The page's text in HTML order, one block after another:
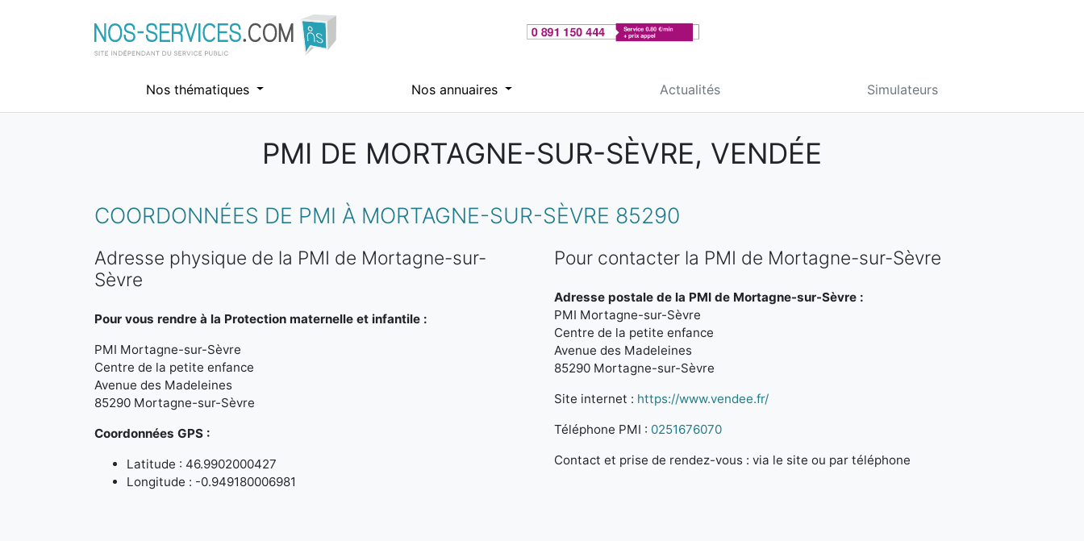
Nos thématiques Nos annuaires Actualités Simulateurs
PMI DE MORTAGNE-SUR-SÈVRE, VENDÉE
COORDONNÉES DE PMI À MORTAGNE-SUR-SÈVRE 85290
Adresse physique de la PMI de Mortagne-sur-
Sèvre
Pour vous rendre à la Protection maternelle et infantile :
PMI Mortagne-sur-Sèvre
Centre de la petite enfance
Avenue des Madeleines
85290 Mortagne-sur-Sèvre
Coordonnées GPS :
Latitude : 46.9902000427
Longitude : -0.949180006981
Pour contacter la PMI de Mortagne-sur-Sèvre
Adresse postale de la PMI de Mortagne-sur-Sèvre :
PMI Mortagne-sur-Sèvre
Centre de la petite enfance
Avenue des Madeleines
85290 Mortagne-sur-Sèvre
Site internet : https://www.vendee.fr/
Téléphone PMI : 0251676070
Contact et prise de rendez-vous : via le site ou par téléphone